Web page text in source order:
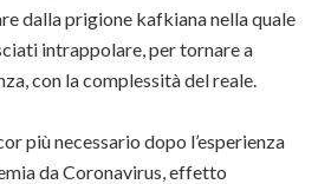
dalla prigione kafkiana nella quale
intrappolare, per tornare a
con la complessità del reale.
più necessario dopo l’esperienza
da Coronavirus, effetto